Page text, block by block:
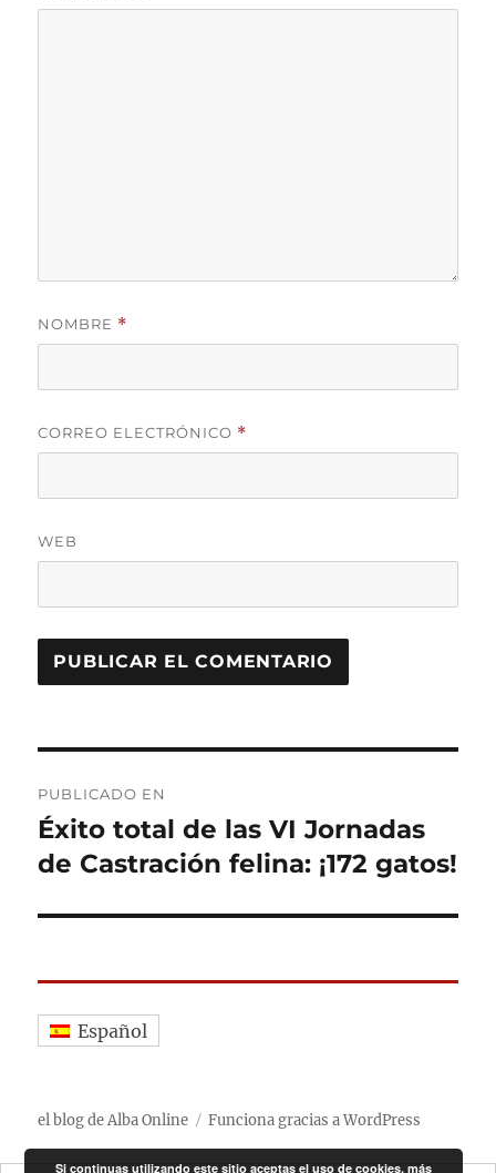
NOMBRE *
CORREO ELECTRÓNICO *
WEB
de
entradas
PUBLICADO EN
Éxito total de las VI Jornadas
de Castración felina: ¡172 gatos!
Español
el blog de Alba Online Funciona gracias a WordPress
Si continuas utilizando este sitio aceptas el uso de cookies.más